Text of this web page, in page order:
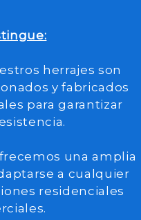
herrajes son
y fabricados
para garantizar
una amplia
a cualquier
residenciales